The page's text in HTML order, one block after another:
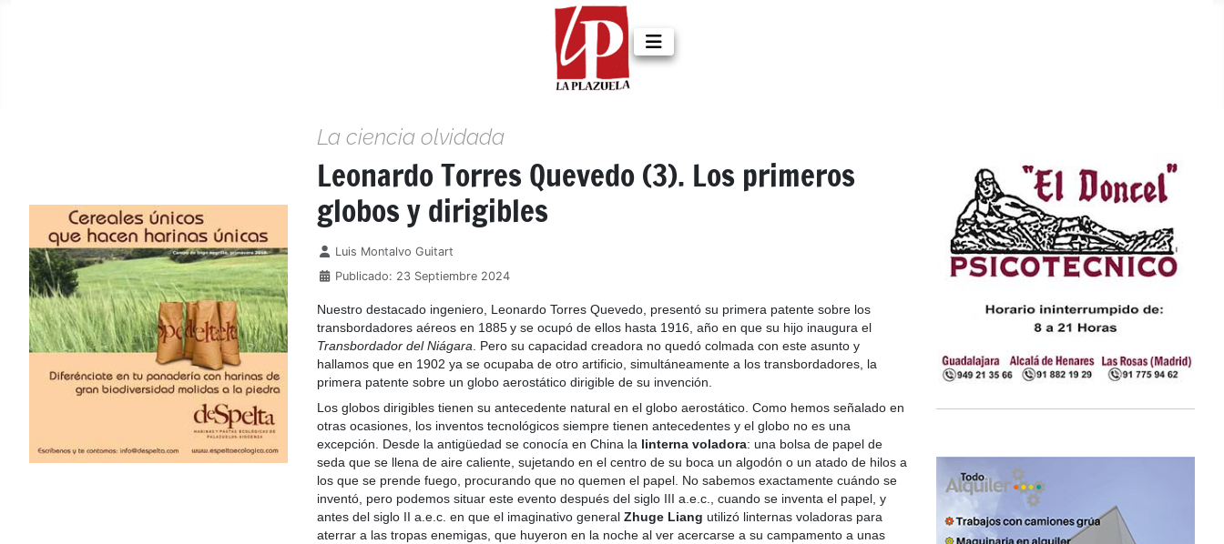
La ciencia olvidada
Leonardo Torres Quevedo (3). Los primeros
globos y dirigibles
Detalles
Luis Montalvo Guitart
Publicado: 23 Septiembre 2024
Nuestro destacado ingeniero, Leonardo Torres Quevedo, presentó su primera patente sobre los
transbordadores aéreos en 1885y se ocupó de ellos hasta 1916, año en que su hijo inaugura el
Transbordador del Niágara . Pero su capacidad creadora no quedó colmada con este asunto y
hallamos que en 1902 ya se ocupaba de otro artificio, simultáneamente a los transbordadores, la
primera patente sobre un globo aerostático dirigible de su invención.
Los globos dirigibles tienen su antecedente natural en el globo aerostático. Como hemos señalado en
otras ocasiones, los inventos tecnológicos siempre tienen antecedentes y el globo no es una
excepción. Desde la antigüedad se conocía en China la linterna voladora: una bolsa de papel de
seda que se llena de aire caliente, sujetando en el centro de su boca un algodón o un atado de hilos a
los que se prende fuego, procurando que no quemen el papel. No sabemos exactamente cuándo se
inventó, pero podemos situar este evento después del siglo III a.e.c., cuando se inventa el papel, y
antes del siglo II a.e.c. en que el imaginativo general Zhuge Liang utilizó linternas voladoras para
aterrar a las tropas enemigas, que huyeron en la noche al ver acercarse a su campamento a unas